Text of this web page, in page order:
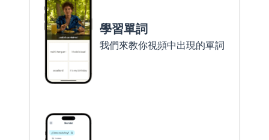
學習單詞
我們來教你視頻中出現的單詞